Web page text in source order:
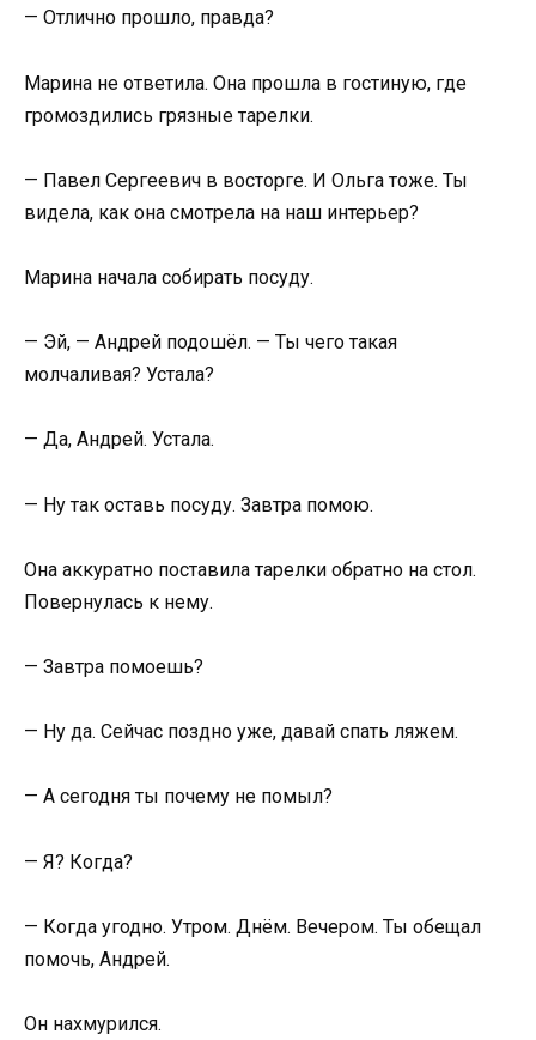
— Отлично прошло, правда?
Марина не ответила. Она прошла в гостиную, где
громоздились грязные тарелки.
— Павел Сергеевич в восторге. И Ольга тоже. Ты
видела, как она смотрела на наш интерьер?
Марина начала собирать посуду.
— Эй, — Андрей подошёл. — Ты чего такая
молчаливая? Устала?
— Да, Андрей. Устала.
— Ну так оставь посуду. Завтра помою.
Она аккуратно поставила тарелки обратно на стол.
Повернулась к нему.
— Завтра помоешь?
— Ну да. Сейчас поздно уже, давай спать ляжем.
— А сегодня ты почему не помыл?
— Я? Когда?
— Когда угодно. Утром. Днём. Вечером. Ты обещал
помочь, Андрей.
Он нахмурился.